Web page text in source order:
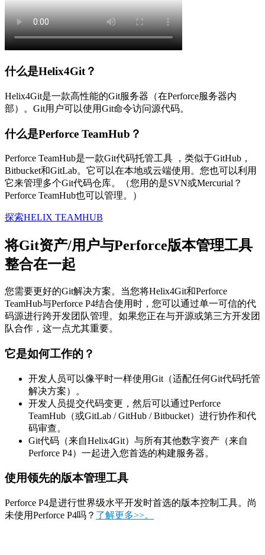
什么是Helix4Git？
Helix4Git是一款高性能的Git服务器（在Perforce服务器内
部）。Git用户可以使用Git命令访问源代码。
什么是Perforce TeamHub？
Perforce TeamHub是一款Git代码托管工具 ，类似于GitHub，
Bitbucket和GitLab。它可以在本地或云端使用。您也可以利用
它来管理多个Git代码仓库。（您用的是SVN或Mercurial？
Perforce TeamHub也可以管理。）
探索HELIX TEAMHUB
将Git资产/用户与Perforce版本管理工具
整合在一起
您需要更好的Git解决方案。当您将Helix4Git和Perforce
TeamHub与Perforce P4结合使用时，您可以通过单一可信的代
码源进行跨开发团队管理。如果您正在与开源或第三方开发团
队合作，这一点尤其重要。
它是如何工作的？
开发人员可以像平时一样使用Git（适配任何Git代码托管
解决方案）。
开发人员提交代码变更，然后可以通过Perforce
TeamHub（或GitLab / GitHub / Bitbucket）进行协作和代
码审查。
Git代码（来自Helix4Git）与所有其他数字资产（来自
Perforce P4）一起进入您首选的构建服务器。
使用领先的版本管理工具
Perforce P4是进行世界级水平开发时首选的版本控制工具。尚
未使用Perforce P4吗？ 了解更多>>。